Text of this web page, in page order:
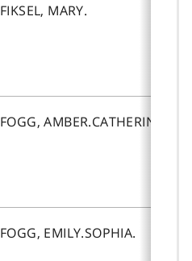
FIKSEL, MARY.
FOGG, AMBER.CATHERINE.
FOGG, EMILY.SOPHIA.